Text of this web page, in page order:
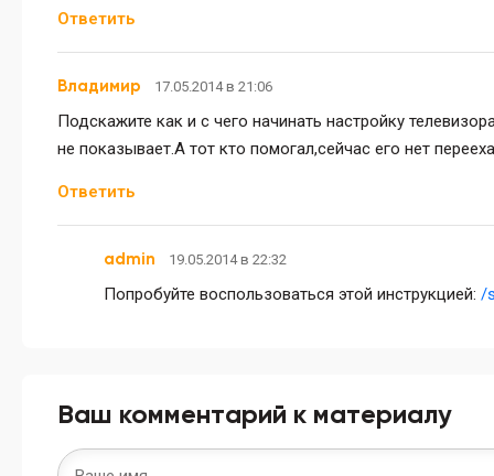
Ответить
Владимир 17.05.2014 в 21:06
Подскажите как и с чего начинать настройку
не показывает.А тот кто помогал,сейчас его нет
Ответить
admin 19.05.2014 в 22:32
Попробуйте воспользоваться этой инструкцией: /
Ваш комментарий к материалу